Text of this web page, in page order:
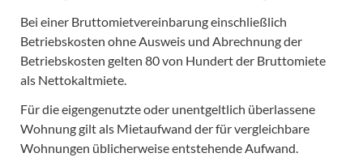
Bei einer Bruttomietvereinbarung einschließlich
Betriebskosten ohne Ausweis und Abrechnung der
Betriebskosten gelten 80 von Hundert der Bruttomiete
als Nettokaltmiete.
Für die eigengenutzte oder unentgeltlich überlassene
Wohnung gilt als Mietaufwand der für vergleichbare
Wohnungen üblicherweise entstehende Aufwand.